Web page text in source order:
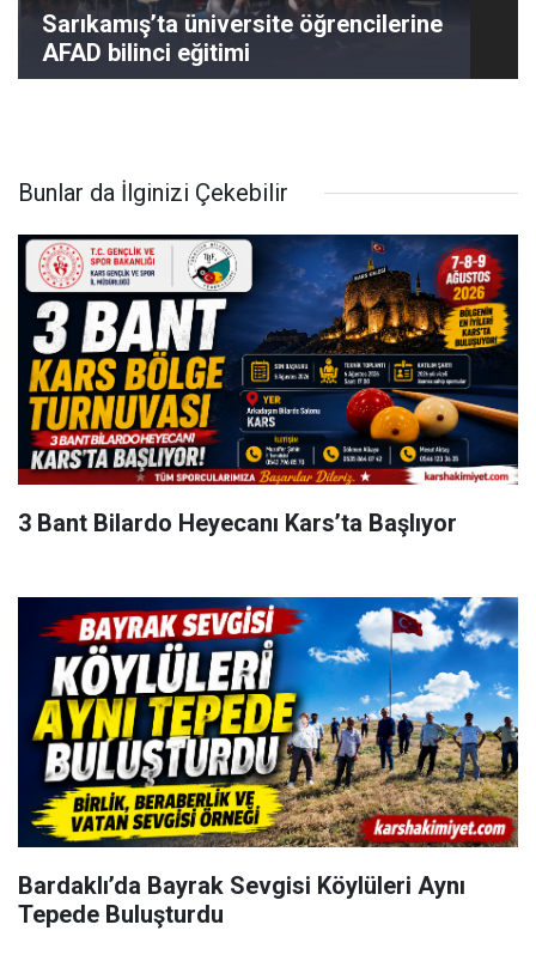
Sarıkamış’ta üniversite öğrencilerine
AFAD bilinci eğitimi
Bunlar da İlginizi Çekebilir
3 Bant Bilardo Heyecanı Kars’ta Başlıyor
Bardaklı’da Bayrak Sevgisi Köylüleri Aynı
Tepede Buluşturdu